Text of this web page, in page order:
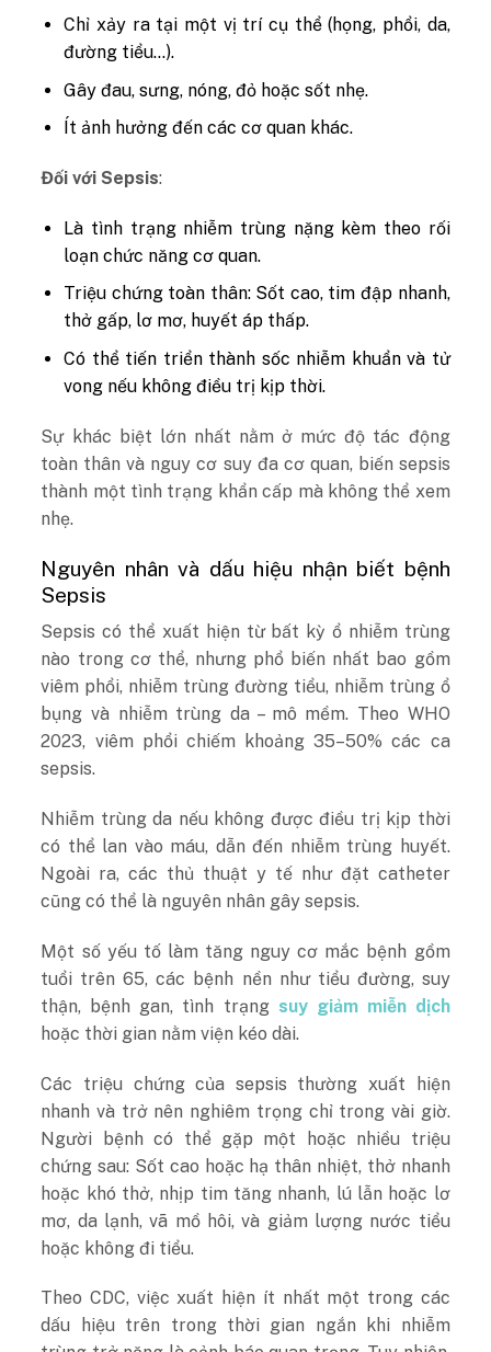
Chỉ xảy ra tại một vị trí cụ thể (họng, phổi, da,
đường tiểu…).
Gây đau, sưng, nóng, đỏ hoặc sốt nhẹ.
Ít ảnh hưởng đến các cơ quan khác.
Đối với Sepsis:
Là tình trạng nhiễm trùng nặng kèm theo rối
loạn chức năng cơ quan.
Triệu chứng toàn thân: Sốt cao, tim đập nhanh,
thở gấp, lơ mơ, huyết áp thấp.
Có thể tiến triển thành sốc nhiễm khuẩn và tử
vong nếu không điều trị kịp thời.
Sự khác biệt lớn nhất nằm ở mức độ tác động
toàn thân và nguy cơ suy đa cơ quan, biến sepsis
thành một tình trạng khẩn cấp mà không thể xem
nhẹ.
Nguyên nhân và dấu hiệu nhận biết bệnh
Sepsis
Sepsis có thể xuất hiện từ bất kỳ ổ nhiễm trùng
nào trong cơ thể, nhưng phổ biến nhất bao gồm
viêm phổi, nhiễm trùng đường tiểu, nhiễm trùng ổ
bụng và nhiễm trùng da – mô mềm. Theo WHO
2023, viêm phổi chiếm khoảng 35–50% các ca
sepsis.
Nhiễm trùng da nếu không được điều trị kịp thời
có thể lan vào máu, dẫn đến nhiễm trùng huyết.
Ngoài ra, các thủ thuật y tế như đặt catheter
cũng có thể là nguyên nhân gây sepsis.
Một số yếu tố làm tăng nguy cơ mắc bệnh gồm
tuổi trên 65, các bệnh nền như tiểu đường, suy
thận, bệnh gan, tình trạng suy giảm miễn dịch
hoặc thời gian nằm viện kéo dài.
Các triệu chứng của sepsis thường xuất hiện
nhanh và trở nên nghiêm trọng chỉ trong vài giờ.
Người bệnh có thể gặp một hoặc nhiều triệu
chứng sau: Sốt cao hoặc hạ thân nhiệt, thở nhanh
hoặc khó thở, nhịp tim tăng nhanh, lú lẫn hoặc lơ
mơ, da lạnh, vã mồ hôi, và giảm lượng nước tiểu
hoặc không đi tiểu.
Theo CDC, việc xuất hiện ít nhất một trong các
dấu hiệu trên trong thời gian ngắn khi nhiễm